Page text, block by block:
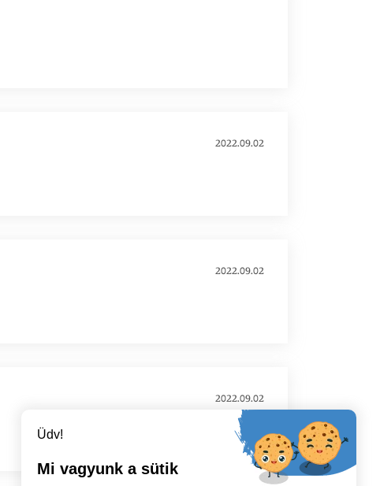
2022.09.02
2022.09.02
2022.09.02
Üdv!
Mi vagyunk a sütik